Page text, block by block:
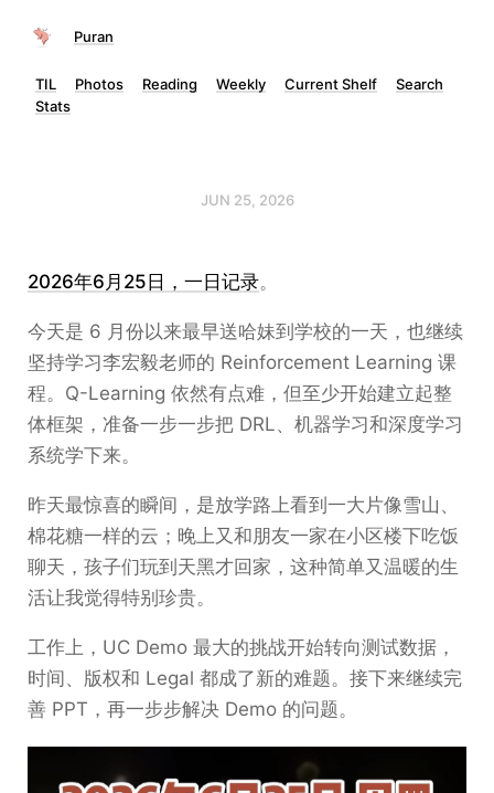
Puran
TIL Photos Reading Weekly Current Shelf
Search
Stats
JUN 25, 2026
2026年6月25日，一日记录。
今天是 6 月份以来最早送哈妹到学校的一天，也继续
坚持学习李宏毅老师的 Reinforcement Learning 课
程。Q-Learning 依然有点难，但至少开始建立起整
体框架，准备一步一步把 DRL、机器学习和深度学习
系统学下来。
昨天最惊喜的瞬间，是放学路上看到一大片像雪山、
棉花糖一样的云；晚上又和朋友一家在小区楼下吃饭
聊天，孩子们玩到天黑才回家，这种简单又温暖的生
活让我觉得特别珍贵。
工作上，UC Demo 最大的挑战开始转向测试数据，
时间、版权和 Legal 都成了新的难题。接下来继续完
善 PPT，再一步步解决 Demo 的问题。